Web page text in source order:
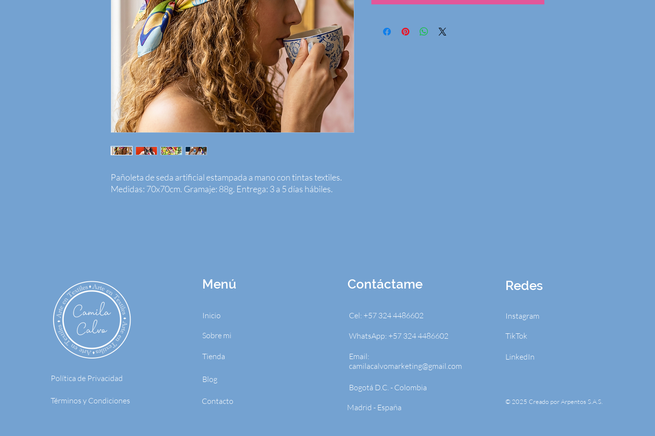
Pañoleta de seda artificial estampada a mano con tintas textiles.
Medidas: 70x70cm. Gramaje: 88g. Entrega: 3 a 5 días hábiles.
Política de Privacidad
Términos y Condiciones
Menú
Inicio
Sobre mi
Tienda
Blog
Contacto
Contáctame
Cel: +57 324 4486602
WhatsApp: +57 324 4486602
Email:
camilacalvomarketing@gmail.com
Bogotá D.C. - Colombia
Madrid - España
Redes
Instagram
TikTok
LinkedIn
© 2025 Creado por Arpentos S.A.S.